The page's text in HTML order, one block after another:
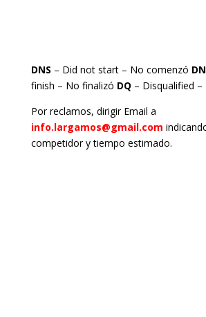
DNS – Did not start – No comenzó
finish – No finalizó DQ – Disqualified
Por reclamos, dirigir Email a
info.largamos@gmail.com
competidor y tiempo estimado.